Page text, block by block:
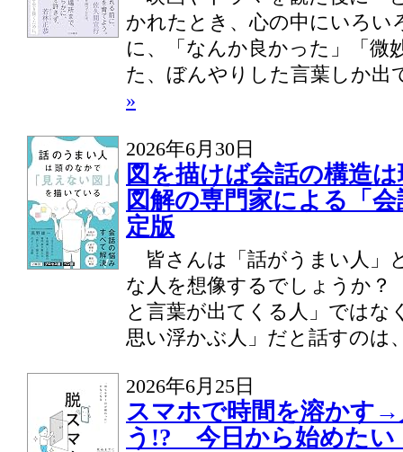
かれたとき、心の中にいろい
に、「なんか良かった」「微
た、ぼんやりした言葉しか出
»
2026年6月30日
図を描けば会話の構造
図解の専門家による「
定版
皆さんは「話がうまい人」
な人を想像するでしょうか
と言葉が出てくる人」ではな
思い浮かぶ人」だと話すのは
2026年6月25日
スマホで時間を溶かす→
う!? 今日から始めたい